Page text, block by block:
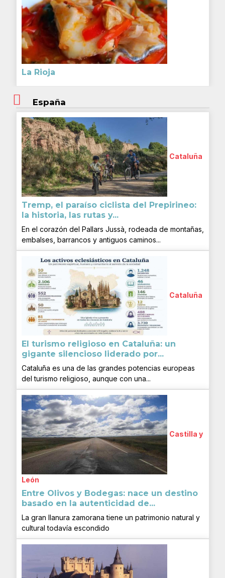
La Rioja
España
Cataluña
Tremp, el paraíso ciclista del Prepirineo:
la historia, las rutas y...
En el corazón del Pallars Jussà, rodeada de montañas,
embalses, barrancos y antiguos caminos...
Cataluña
El turismo religioso en Cataluña: un
gigante silencioso liderado por...
Cataluña es una de las grandes potencias europeas
del turismo religioso, aunque con una...
Castilla y
León
Entre Olivos y Bodegas: nace un destino
basado en la autenticidad de...
La gran llanura zamorana tiene un patrimonio natural y
cultural todavía escondido